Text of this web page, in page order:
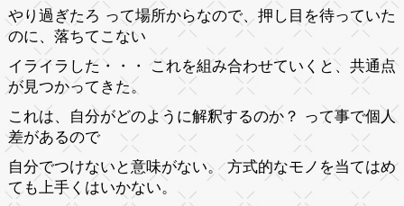
やり過ぎたろ って場所からなので、押し目を待っていた
のに、落ちてこない
イライラした・・・ これを組み合わせていくと、共通点
が見つかってきた。
これは、自分がどのように解釈するのか？ って事で個人
差があるので
自分でつけないと意味がない。 方式的なモノを当てはめ
ても上手くはいかない。